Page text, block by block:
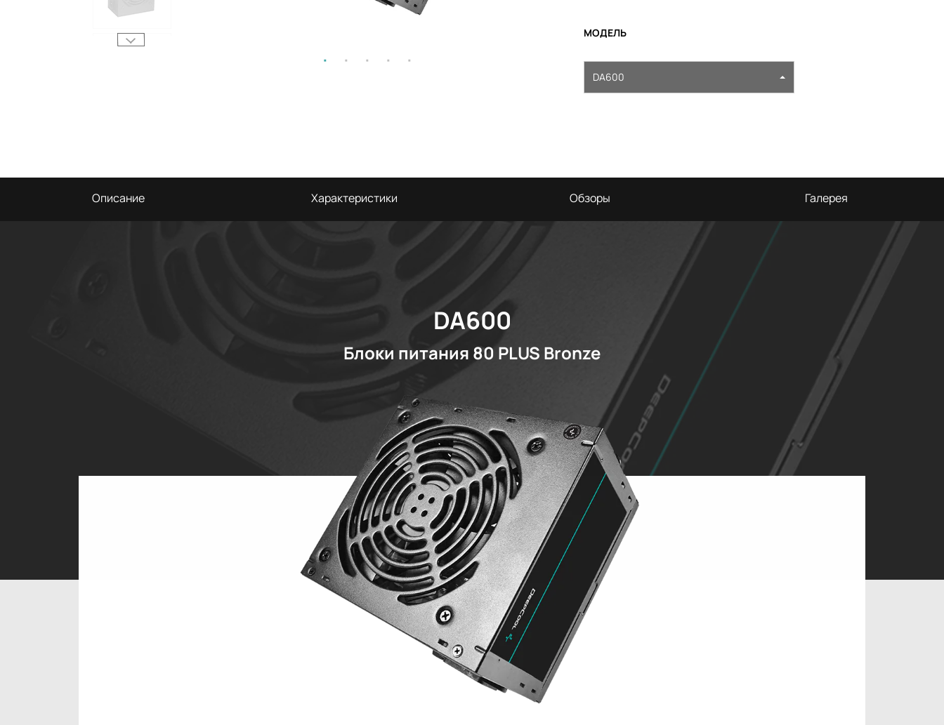
МОДЕЛЬ
DA600
Описание Характеристики Обзоры Галерея
DA600
Блоки питания 80 PLUS Bronze